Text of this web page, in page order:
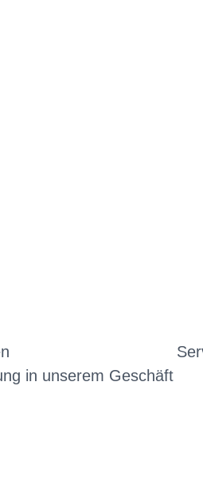
in unserem Geschäft